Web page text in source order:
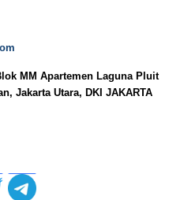
MM Apartemen Laguna Pluit
Jakarta Utara, DKI JAKARTA